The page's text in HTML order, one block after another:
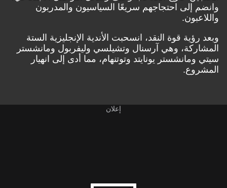
وانضم إلى احتجاجهم سريعًا السياسيون والمدربون
واللاعبون.
وبعد رؤية قوة النقد، انسحبت الأندية الإنجليزية الستة
المشاركة، وهي آرسنال وتشيلسي وليفربول ومانشستر
سيتي ومانشستر يونايتد وتوتنهام، مما أدى إلى انهيار
المشروع.
إعلان